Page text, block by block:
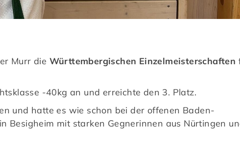
Murr die Württembergischen Einzelmeisterschaften
-40kg an und erreichte den 3. Platz.
und hatte es wie schon bei der offenen Baden-
Besigheim mit starken Gegnerinnen aus Nürtingen